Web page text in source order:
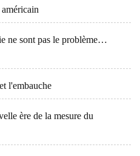
ne sont pas le problème…
l'embauche
ère de la mesure du